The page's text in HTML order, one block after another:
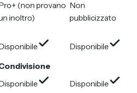
(non provano
inoltro)
Non
pubblicizzato
Disponibile
Disponibile